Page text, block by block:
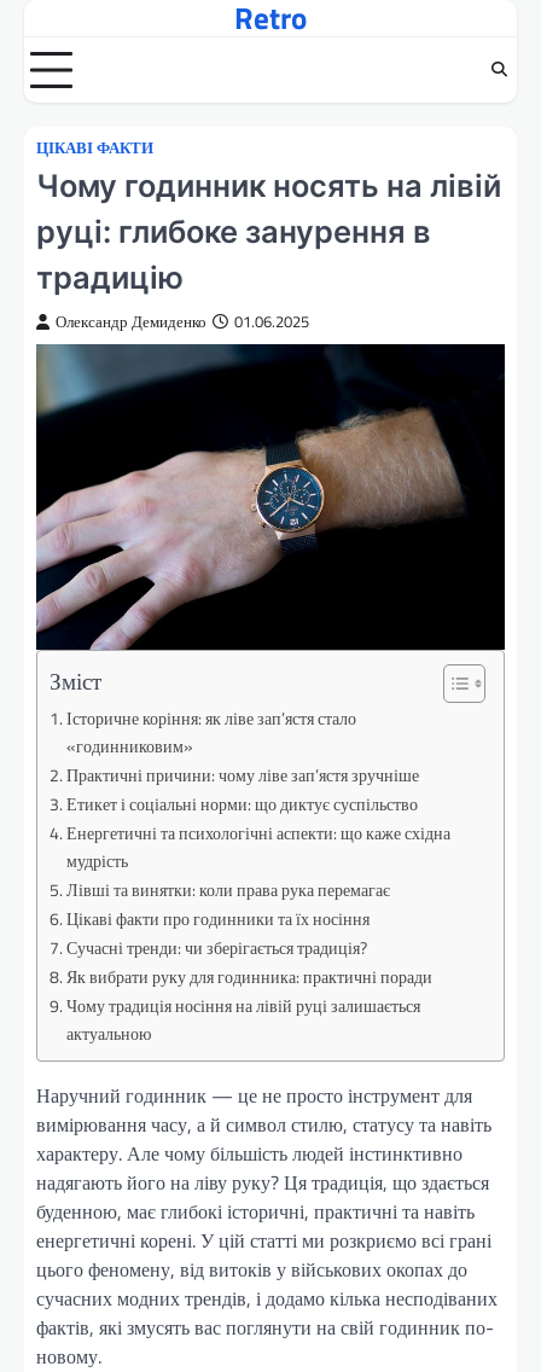
вмісту
Retro
ЦІКАВІ ФАКТИ
Чому годинник носять на лівій
руці: глибоке занурення в
традицію
Олександр Демиденко 01.06.2025
Зміст
Історичне коріння: як ліве зап’ястя стало
«годинниковим»
Практичні причини: чому ліве зап’ястя зручніше
Етикет і соціальні норми: що диктує суспільство
Енергетичні та психологічні аспекти: що каже східна
мудрість
Лівші та винятки: коли права рука перемагає
Цікаві факти про годинники та їх носіння
Сучасні тренди: чи зберігається традиція?
Як вибрати руку для годинника: практичні поради
Чому традиція носіння на лівій руці залишається
актуальною
Наручний годинник — це не просто інструмент для
вимірювання часу, а й символ стилю, статусу та навіть
характеру. Але чому більшість людей інстинктивно
надягають його на ліву руку? Ця традиція, що здається
буденною, має глибокі історичні, практичні та навіть
енергетичні корені. У цій статті ми розкриємо всі грані
цього феномену, від витоків у військових окопах до
сучасних модних трендів, і додамо кілька несподіваних
фактів, які змусять вас поглянути на свій годинник по-
новому.